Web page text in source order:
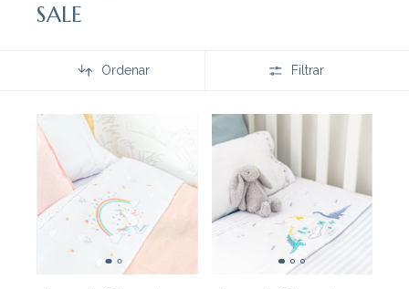
SALE
Ordenar Filtrar